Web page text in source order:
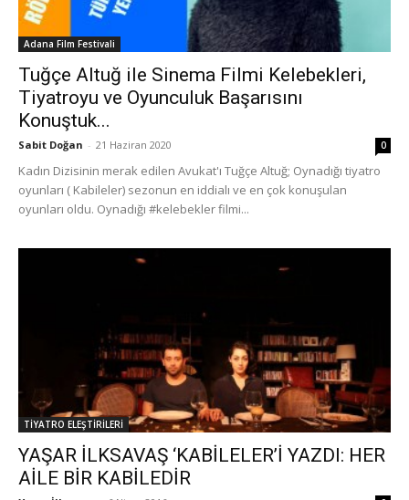
Adana Film Festivali
Tuğçe Altuğ ile Sinema Filmi Kelebekleri,
Tiyatroyu ve Oyunculuk Başarısını
Konuştuk...
Sabit Doğan - 21 Haziran 2020 0
Kadın Dizisinin merak edilen Avukat'ı Tuğçe Altuğ; Oynadığı tiyatro
oyunları ( Kabileler) sezonun en iddialı ve en çok konuşulan
oyunları oldu. Oynadığı #kelebekler filmi...
TİYATRO ELEŞTİRİLERİ
YAŞAR İLKSAVAŞ ‘KABİLELER’İ YAZDI: HER
AİLE BİR KABİLEDİR